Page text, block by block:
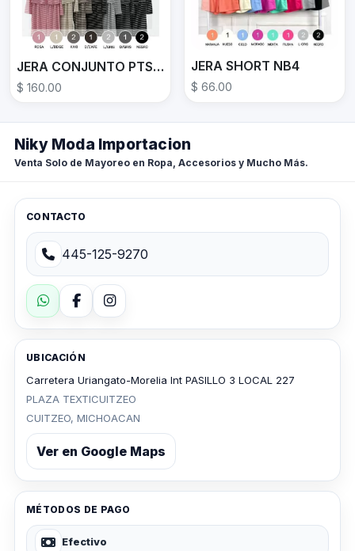
JERA CONJUNTO PTSET63
$ 160.00
JERA SHORT NB4
$ 66.00
Niky Moda Importacion
Venta Solo de Mayoreo en Ropa, Accesorios y Mucho Más.
CONTACTO
445-125-9270
UBICACIÓN
Carretera Uriangato-Morelia Int PASILLO 3 LOCAL 227
PLAZA TEXTICUITZEO
CUITZEO, MICHOACAN
Ver en Google Maps
MÉTODOS DE PAGO
Efectivo